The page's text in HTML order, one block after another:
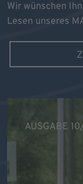
Wir wünschen
Lesen unseres
AUSGABE